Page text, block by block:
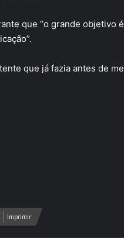
que “o grande objetivo é
que já fazia antes de me
Imprimir